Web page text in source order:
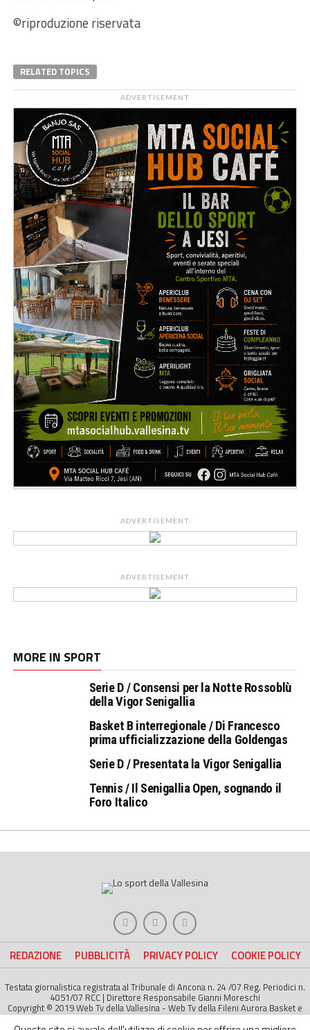
©riproduzione riservata
RELATED TOPICS
ADVERTISEMENT
ADVERTISEMENT
ADVERTISEMENT
MORE IN SPORT
Serie D / Consensi per la Notte Rossoblù
della Vigor Senigallia
Basket B interregionale / Di Francesco
prima ufficializzazione della Goldengas
Serie D / Presentata la Vigor Senigallia
Tennis / Il Senigallia Open, sognando il
Foro Italico
REDAZIONE PUBBLICITÀ PRIVACY POLICY COOKIE POLICY
Testata giornalistica registrata al Tribunale di Ancona n. 24 /07 Reg. Periodici n.
4051/07 RCC | Direttore Responsabile Gianni Moreschi
Copyright © 2019 Web Tv della Vallesina - Web Tv della Fileni Aurora Basket e
della Jesina Calcio. All right Reserved | Project byLife Color